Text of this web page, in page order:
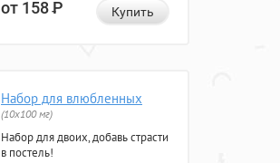
от 158Р Купить
Набор для влюбленных
(10х100 мг)
Набор для двоих, добавь страсти
в постель!